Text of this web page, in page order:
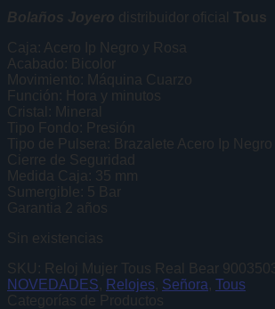
Bolaños Joyero distribuidor oficial Tous
Caja: Acero Ip Negro y Rosa
Acabado: Bicolor
Movimiento: Máquina Cuarzo
Función: Hora y minutos
Cristal: Mineral
Tipo Fondo: Presión
Tipo de Pulsera: Brazalete Acero Ip Negro
Cierre de Seguridad
Medida Caja: 35 mm
Sumergible: 5 Bar
Garantia 2 años
Sin existencias
SKU: Reloj Mujer Tous Real Bear
NOVEDADES, Relojes, Señora, Tous
Categorías de Productos